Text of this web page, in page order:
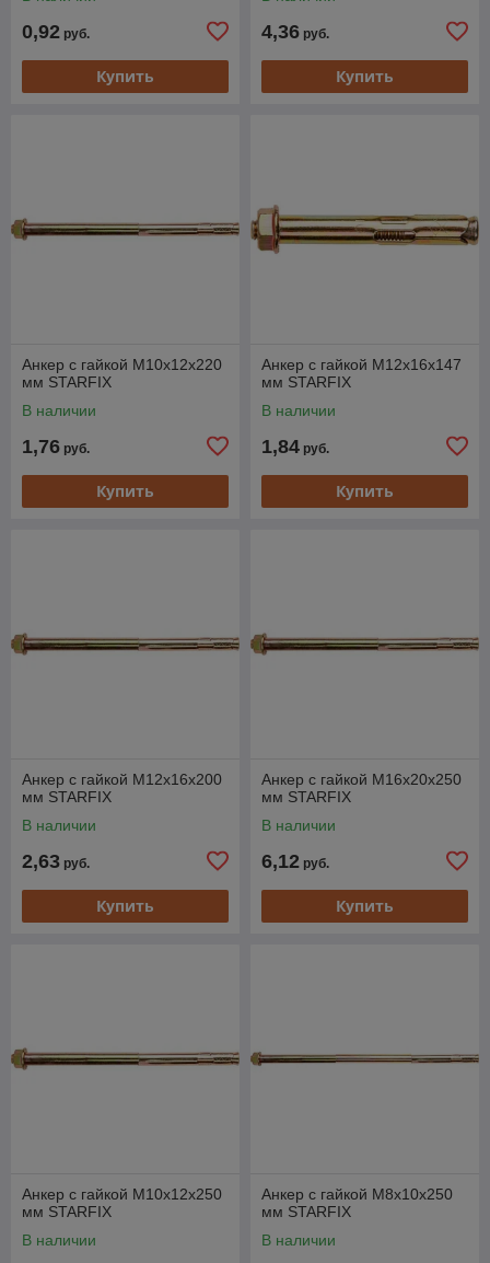
0,92 руб.
Купить
4,36 руб.
Купить
Анкер с гайкой М10х12х220
мм STARFIX
В наличии
1,76 руб.
Купить
Анкер с гайкой М12х16х147
мм STARFIX
В наличии
1,84 руб.
Купить
Анкер с гайкой М12х16х200
мм STARFIX
В наличии
2,63 руб.
Купить
Анкер с гайкой М16х20х250
мм STARFIX
В наличии
6,12 руб.
Купить
Анкер с гайкой М10х12х250
мм STARFIX
В наличии
Анкер с гайкой М8х10х250
мм STARFIX
В наличии